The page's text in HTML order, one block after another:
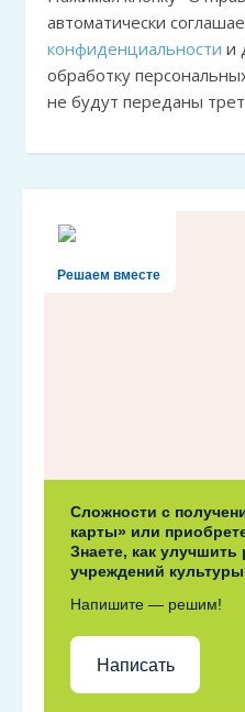
автоматически
конфиденциальности и
обработку
не будут переданы
Решаем вместе
Сложности с
карты» или
Знаете, как улучшить
учреждений
Напишите — решим!
Написать